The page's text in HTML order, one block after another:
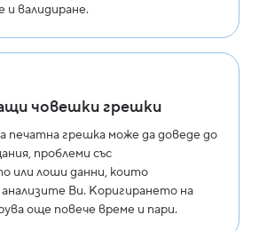
и валидиране.
човешки грешки
печатна грешка може да доведе до
проблеми със
или лоши данни, които
Ви. Коригирането на
още повече време и пари.